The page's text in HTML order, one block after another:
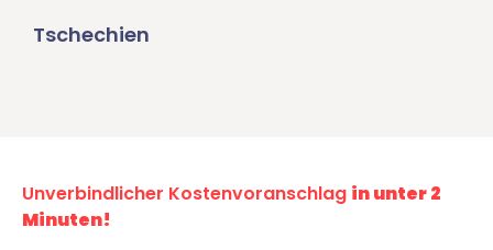
Tschechien
Unverbindlicher Kostenvoranschlag in unter 2
Minuten!